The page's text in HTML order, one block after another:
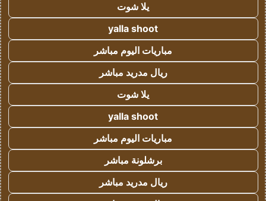
يلا شوت
yalla shoot
مباريات اليوم مباشر
ريال مدريد مباشر
يلا شوت
yalla shoot
مباريات اليوم مباشر
برشلونة مباشر
ريال مدريد مباشر